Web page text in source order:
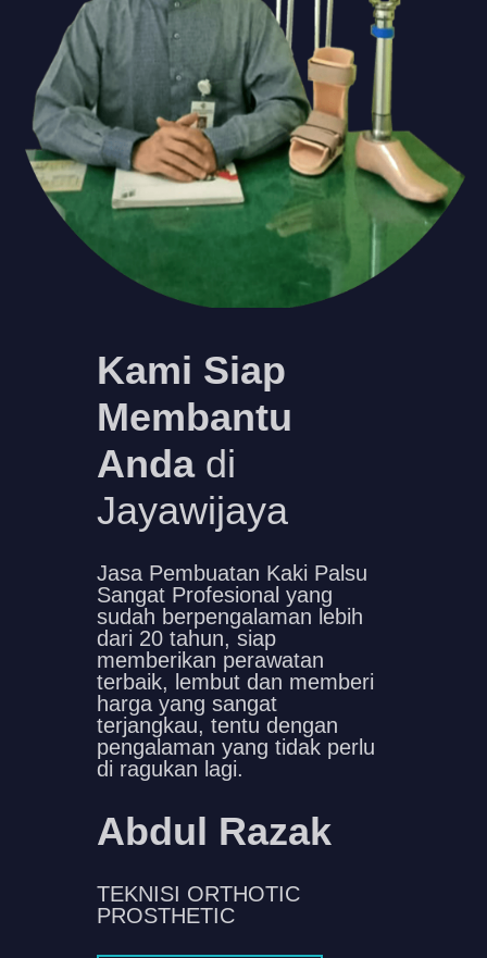
Kami Siap
Membantu
Andadi
Jayawijaya
Jasa Pembuatan Kaki Palsu
Sangat Profesional yang
sudah berpengalaman lebih
dari 20 tahun, siap
memberikan perawatan
terbaik, lembut dan memberi
harga yang sangat
terjangkau, tentu dengan
pengalaman yang tidak perlu
di ragukan lagi.
Abdul Razak
TEKNISI ORTHOTIC
PROSTHETIC